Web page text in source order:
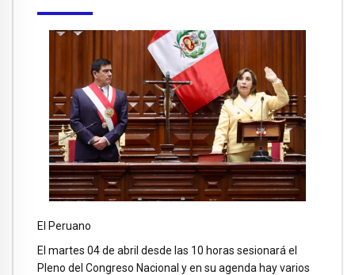
El Peruano
El martes 04 de abril desde las 10 horas sesionará el
Pleno del Congreso Nacional y en su agenda hay varios